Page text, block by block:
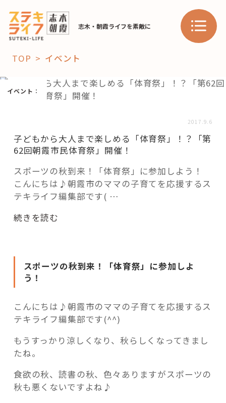
志木・朝霞ライフを素敵に
「コト」
おすすめ
スポット 学び・教育
「場」
「モノ」
fleXe リノベ事例
「ひと」
協賛・協力店
TOP イベント
イベント ：
2017.9.6
子どもから大人まで楽しめる「体育祭」！？「第
62回朝霞市民体育祭」開催！
スポーツの秋到来！「体育祭」に参加しよう！
こんにちは♪朝霞市のママの子育てを応援するス
テキライフ編集部です( …
“子
か
ま
で
し
め
る
「体
育
続きを読む
スポーツの秋到来！「体育祭」に参加しよ
う！
こんにちは♪朝霞市のママの子育てを応援するス
テキライフ編集部です(^^)
もうすっかり涼しくなり、秋らしくなってきまし
たね。
食欲の秋、読書の秋、色々ありますがスポーツの
秋も悪くないですよね♪